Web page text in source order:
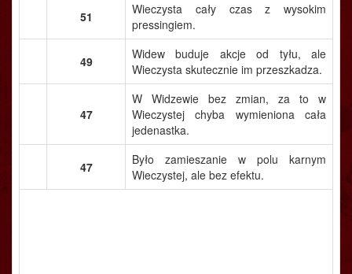
51
Wieczysta cały czas z wysokim
pressingiem.
49
Widew buduje akcje od tyłu, ale
Wieczysta skutecznie im przeszkadza.
47
W Widzewie bez zmian, za to w
Wieczystej chyba wymieniona cała
jedenastka.
47
Było zamieszanie w polu karnym
Wieczystej, ale bez efektu.